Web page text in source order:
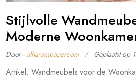
Stijlvolle
Moderne
Door - alharampapercom Geplaatst op
Artikel: Wandmeubels voor de